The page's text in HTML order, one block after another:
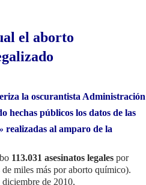
el aborto
la oscurantista Administración
hechas públicos los datos de las
realizadas al amparo de la
113.031 asesinatos legales por
miles más por aborto químico).
de 2010,